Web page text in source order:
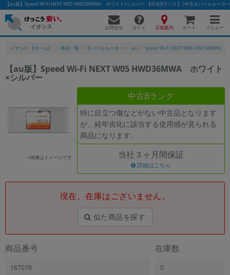
【au版】Speed Wi-Fi NEXT W05 HWD36MWA ホワイト×シルバー 【中古Bランク】|中古モバイルルータ
お問合せ ガイド 店舗案内 カート メニュー
イオシス 【ホーム】 商品一覧 モバイルルーター au Speed Wi-Fi NEXT W05 HWD36MWA
【au版】Speed Wi-Fi NEXT W05 HWD36MWA ホワイト
×シルバー
※画像はイメージです
中古Bランク
特に目立つ傷などがない中古品となります
が、経年劣化に該当する使用感が見られる
商品になります。
当社３ヶ月間保証
詳細はこちら
現在、在庫はございません。
似た商品を探す
商品番号
187078
在庫数
0
フリーワード
人気の検索ワード： Let's note
「スマートフォン」「タブレット」など
メーカー
「Apple」「SONY」「SHARP」など